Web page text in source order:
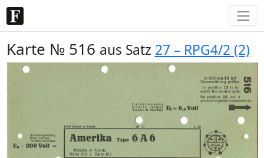
Karte № 516 aus Satz 27 – RPG4/2 (2)